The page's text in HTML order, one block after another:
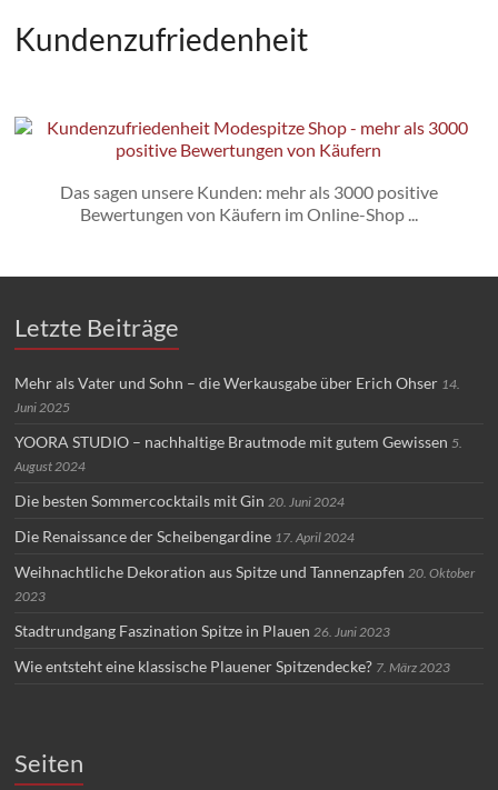
Kundenzufriedenheit
Das sagen unsere Kunden: mehr als 3000 positive
Bewertungen von Käufern im Online-Shop ...
Letzte Beiträge
Mehr als Vater und Sohn – die Werkausgabe über Erich Ohser 14.
Juni 2025
YOORA STUDIO – nachhaltige Brautmode mit gutem Gewissen 5.
August 2024
Die besten Sommercocktails mit Gin 20. Juni 2024
Die Renaissance der Scheibengardine 17. April 2024
Weihnachtliche Dekoration aus Spitze und Tannenzapfen 20. Oktober
2023
Stadtrundgang Faszination Spitze in Plauen 26. Juni 2023
Wie entsteht eine klassische Plauener Spitzendecke? 7. März 2023
Seiten